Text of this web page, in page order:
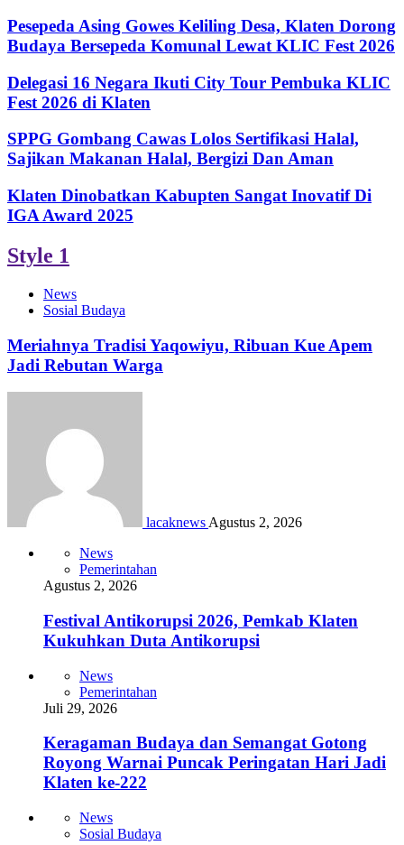
Pesepeda Asing Gowes Keliling Desa, Klaten Dorong
Budaya Bersepeda Komunal Lewat KLIC Fest 2026
Delegasi 16 Negara Ikuti City Tour Pembuka KLIC
Fest 2026 di Klaten
SPPG Gombang Cawas Lolos Sertifikasi Halal,
Sajikan Makanan Halal, Bergizi Dan Aman
Klaten Dinobatkan Kabupten Sangat Inovatif Di
IGA Award 2025
Style 1
News
Sosial Budaya
Meriahnya Tradisi Yaqowiyu, Ribuan Kue Apem
Jadi Rebutan Warga
lacaknews Agustus 2, 2026
News
Pemerintahan
Agustus 2, 2026
Festival Antikorupsi 2026, Pemkab Klaten
Kukuhkan Duta Antikorupsi
News
Pemerintahan
Juli 29, 2026
Keragaman Budaya dan Semangat Gotong
Royong Warnai Puncak Peringatan Hari Jadi
Klaten ke-222
News
Sosial Budaya